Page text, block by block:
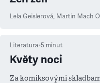
Lela Geislerová, Martin Mach
Literatura•5 minut
Květy noci
Za komiksovými